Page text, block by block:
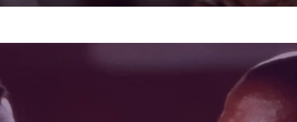
puternice. 📝 Subtitrări clare: urmărești fiecare dialog și moment
evidențiază forța fizică și strategia fiecărui boxer,
tensionate la scenele de luptă în ring, fiecare detaliu este
– Experimentează Undisputed ▶️ Urmărește Undisputed 2002
campion devine Fără egal, Necontestat în circumstanțe
te va captiva de la început până la final. 🩸 Concluzie
sport și dramă. Povestea Fără egal, Necontestat combină luptele